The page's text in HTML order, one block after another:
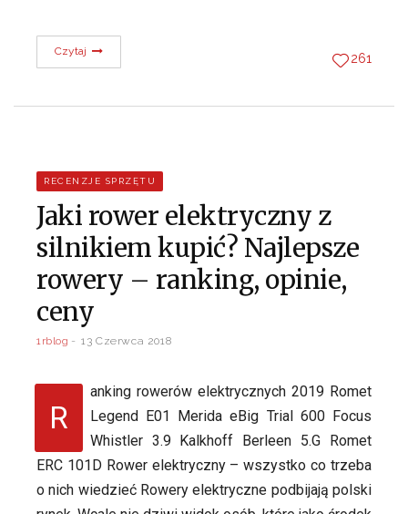
Czytaj 261
RECENZJE SPRZĘTU
Jaki rower elektryczny z
silnikiem kupić? Najlepsze
rowery – ranking, opinie,
ceny
1rblog 13 Czerwca 2018
R
anking rowerów elektrycznych 2019 Romet
Legend E01 Merida eBig Trial 600 Focus
Whistler 3.9 Kalkhoff Berleen 5.G Romet
ERC 101D Rower elektryczny – wszystko co trzeba
o nich wiedzieć Rowery elektryczne podbijają polski